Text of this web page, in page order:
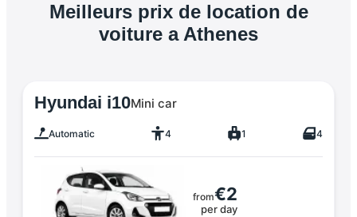
Meilleurs prix de location de
voiture a Athenes
Hyundai i10Mini car
Automatic 4 1 4
from€2
per day